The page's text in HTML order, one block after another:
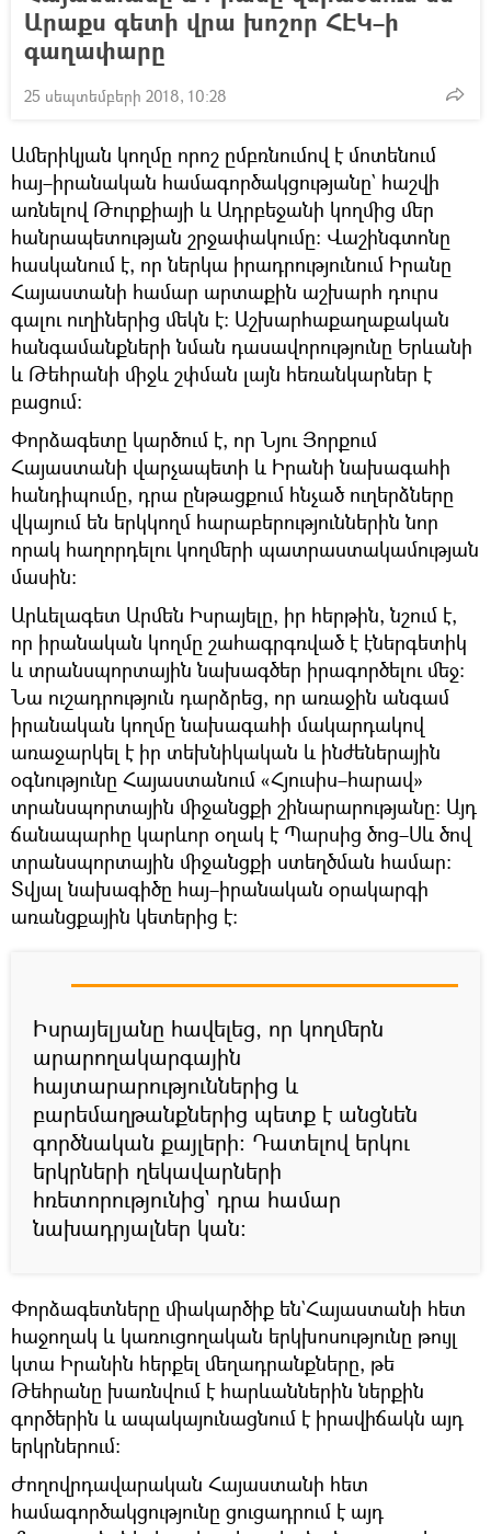
Արաքս գետի վրա խոշոր ՀԷԿ–ի
գաղափարը
25 սեպտեմբերի 2018, 10:28
Ամերիկյան կողմը որոշ ըմբռնումով է մոտենում
հայ–իրանական համագործակցությանը` հաշվի
առնելով Թուրքիայի և Ադրբեջանի կողմից մեր
հանրապետության շրջափակումը։ Վաշինգտոնը
հասկանում է, որ ներկա իրադրությունում Իրանը
Հայաստանի համար արտաքին աշխարհ դուրս
գալու ուղիներից մեկն է։ Աշխարհաքաղաքական
հանգամանքների նման դասավորությունը Երևանի
և Թեհրանի միջև շփման լայն հեռանկարներ է
բացում։
Փորձագետը կարծում է, որ Նյու Յորքում
Հայաստանի վարչապետի և Իրանի նախագահի
հանդիպումը, դրա ընթացքում հնչած ուղերձները
վկայում են երկկողմ հարաբերություններին նոր
որակ հաղորդելու կողմերի պատրաստակամության
մասին։
Արևելագետ Արմեն Իսրայելը, իր հերթին, նշում է,
որ իրանական կողմը շահագրգռված է էներգետիկ
և տրանսպորտային նախագծեր իրագործելու մեջ։
Նա ուշադրություն դարձրեց, որ առաջին անգամ
իրանական կողմը նախագահի մակարդակով
առաջարկել է իր տեխնիկական և ինժեներային
օգնությունը Հայաստանում «Հյուսիս–հարավ»
տրանսպորտային միջանցքի շինարարությանը։ Այդ
ճանապարհը կարևոր օղակ է Պարսից ծոց–Սև ծով
տրանսպորտային միջանցքի ստեղծման համար։
Տվյալ նախագիծը հայ–իրանական օրակարգի
առանցքային կետերից է։
Իսրայելյանը հավելեց, որ կողմերն
արարողակարգային
հայտարարություններից և
բարեմաղթանքներից պետք է անցնեն
գործնական քայլերի։ Դատելով երկու
երկրների ղեկավարների
հռետորությունից` դրա համար
նախադրյալներ կան։
Փորձագետները միակարծիք են`Հայաստանի հետ
հաջողակ և կառուցողական երկխոսությունը թույլ
կտա Իրանին հերքել մեղադրանքները, թե
Թեհրանը խառնվում է հարևաններին ներքին
գործերին և ապակայունացնում է իրավիճակն այդ
երկրներում։
Ժողովրդավարական Հայաստանի հետ
համագործակցությունը ցուցադրում է այդ